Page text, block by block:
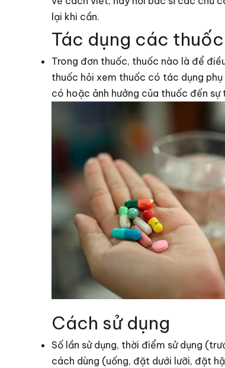
lại khi cần.
Tác dụng các thuốc
Trong đơn thuốc, thuốc nào là để
thuốc hỏi xem thuốc có tác dụng
có hoặc ảnh hưởng của thuốc đến
Cách sử dụng
Số lần sử dụng, thời điểm sử dụng
cách dùng (uống, đặt dưới lưỡi, đặt